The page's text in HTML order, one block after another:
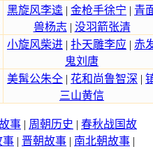
黑旋风李逵 | 金枪手徐宁 | 青
兽杨志| 没羽箭张清
小旋风柴进 | 扑天雕李应 | 赤
鬼刘唐
美髯公朱仝 | 花和尚鲁智深 |
三山黄信
事 | 周朝历史 | 春秋战国故
事 | 晋朝故事 | 南北朝故事 |